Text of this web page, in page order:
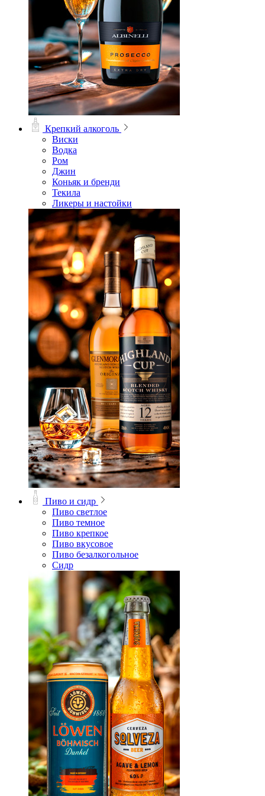
Крепкий алкоголь
Виски
Водка
Ром
Джин
Коньяк и бренди
Текила
Ликеры и настойки
Пиво и сидр
Пиво светлое
Пиво темное
Пиво крепкое
Пиво вкусовое
Пиво безалкогольное
Сидр